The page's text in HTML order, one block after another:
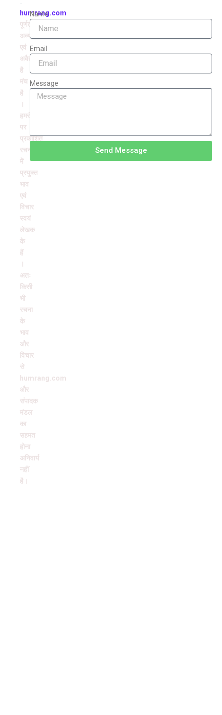
humrang.com
पूर्णतः
अव्यवसायिक
एवं
अवैतनिक
है
मंच
है
हमरंग
पर
प्रकाशित
रचनाओं
में
प्रयुक्त
भाव
एवं
विचार
स्वयं
लेखक
के
हैं
अतः
किसी
भी
रचना
के
भाव
और
विचार
से
humrang.com
और
संपादक
मंडल
का
सहमत
होना
अनिवार्य
नहीं
है।
Name
Email
Message
Send Message